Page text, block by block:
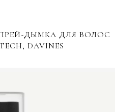
ДЫМКА ДЛЯ ВОЛОС
DAVINES